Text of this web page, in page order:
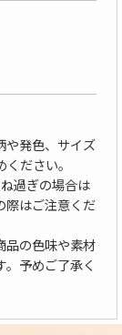
や発色、サイズ
ださい。
過ぎの場合は
際はご注意くだ
品の色味や素材
予めご了承く